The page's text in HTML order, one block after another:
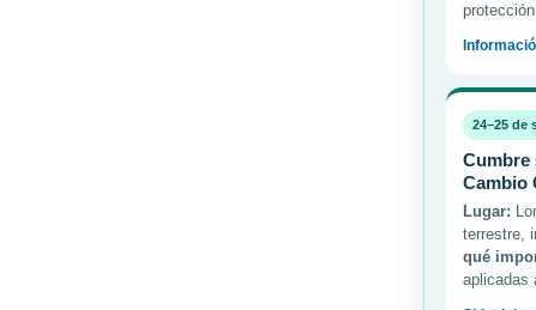
24–25 de
Cumbre
Cambio
Lugar:
terrestre,
qué
aplicadas